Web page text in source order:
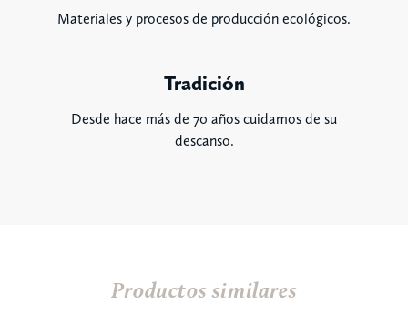
Materiales y procesos de producción ecológicos.
Tradición
Desde hace más de 70 años cuidamos de su
descanso.
Productos similares